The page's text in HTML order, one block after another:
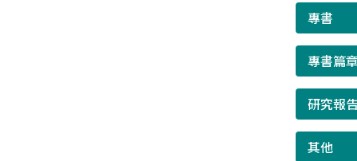
專書
專書篇章
研究報
其他